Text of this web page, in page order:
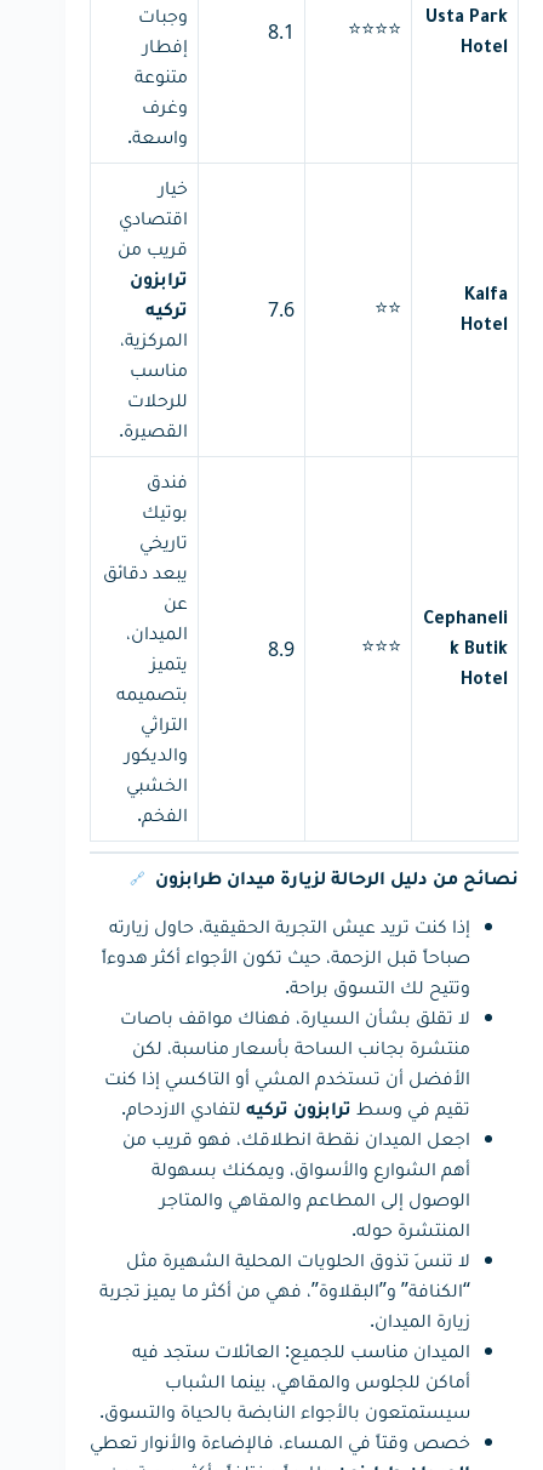
Usta Park
Hotel
⭐⭐⭐⭐
8.1
وجبات
إفطار
متنوعة
وغرف
واسعة.
Kalfa
Hotel
⭐⭐
7.6
خيار
اقتصادي
قريب من
ترابزون
تركيه
المركزية،
مناسب
للرحلات
القصيرة.
Cephaneli
k Butik
Hotel
⭐⭐⭐
8.9
فندق
بوتيك
تاريخي
يبعد دقائق
عن
الميدان،
يتميز
بتصميمه
التراثي
والديكور
الخشبي
الفخم.
نصائح من دليل الرحالة لزيارة ميدان طرابزون 🔗
إذا كنت تريد عيش التجربة الحقيقية، حاول زيارته
صباحاً قبل الزحمة، حيث تكون الأجواء أكثر هدوءاً
وتتيح لك التسوق براحة.
لا تقلق بشأن السيارة، فهناك مواقف باصات
منتشرة بجانب الساحة بأسعار مناسبة، لكن
الأفضل أن تستخدم المشي أو التاكسي إذا كنت
تقيم في وسط ترابزون تركيه لتفادي الازدحام.
اجعل الميدان نقطة انطلاقك، فهو قريب من
أهم الشوارع والأسواق، ويمكنك بسهولة
الوصول إلى المطاعم والمقاهي والمتاجر
المنتشرة حوله.
لا تنسَ تذوق الحلويات المحلية الشهيرة مثل
“الكنافة” و”البقلاوة”، فهي من أكثر ما يميز تجربة
زيارة الميدان.
الميدان مناسب للجميع: العائلات ستجد فيه
أماكن للجلوس والمقاهي، بينما الشباب
سيستمتعون بالأجواء النابضة بالحياة والتسوق.
خصص وقتاً في المساء، فالإضاءة والأنوار تعطي